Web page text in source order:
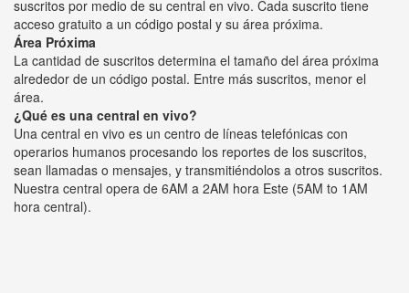
suscritos por medio de su central en vivo. Cada suscrito tiene
acceso gratuito a un código postal y su área próxima.
Área Próxima
La cantidad de suscritos determina el tamaño del área próxima
alrededor de un código postal. Entre más suscritos, menor el
área.
¿Qué es una central en vivo?
Una central en vivo es un centro de líneas telefónicas con
operarios humanos procesando los reportes de los suscritos,
sean llamadas o mensajes, y transmitiéndolos a otros suscritos.
Nuestra central opera de 6AM a 2AM hora Este (5AM to 1AM
hora central).